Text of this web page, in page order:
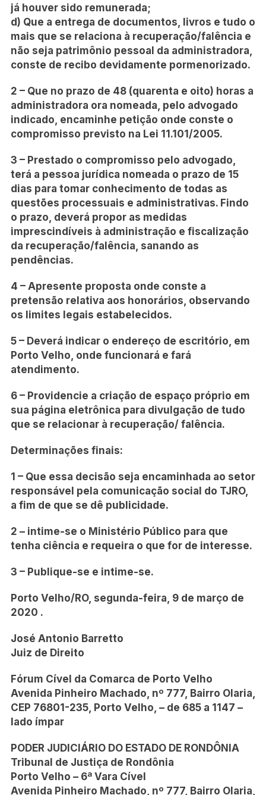
já houver sido remunerada;
d) Que a entrega de documentos, livros e tudo o
mais que se relaciona à recuperação/falência e
não seja patrimônio pessoal da administradora,
conste de recibo devidamente pormenorizado.
2 – Que no prazo de 48 (quarenta e oito) horas a
administradora ora nomeada, pelo advogado
indicado, encaminhe petição onde conste o
compromisso previsto na Lei 11.101/2005.
3 – Prestado o compromisso pelo advogado,
terá a pessoa jurídica nomeada o prazo de 15
dias para tomar conhecimento de todas as
questões processuais e administrativas. Findo
o prazo, deverá propor as medidas
imprescindíveis à administração e fiscalização
da recuperação/falência, sanando as
pendências.
4 – Apresente proposta onde conste a
pretensão relativa aos honorários, observando
os limites legais estabelecidos.
5 – Deverá indicar o endereço de escritório, em
Porto Velho, onde funcionará e fará
atendimento.
6 – Providencie a criação de espaço próprio em
sua página eletrônica para divulgação de tudo
que se relacionar à recuperação/ falência.
Determinações finais:
1 – Que essa decisão seja encaminhada ao setor
responsável pela comunicação social do TJRO,
a fim de que se dê publicidade.
2 – intime-se o Ministério Público para que
tenha ciência e requeira o que for de interesse.
3 – Publique-se e intime-se.
Porto Velho/RO, segunda-feira, 9 de março de
2020 .
José Antonio Barretto
Juiz de Direito
Fórum Cível da Comarca de Porto Velho
Avenida Pinheiro Machado, nº 777, Bairro Olaria,
CEP 76801-235, Porto Velho, – de 685 a 1147 –
lado ímpar
PODER JUDICIÁRIO DO ESTADO DE RONDÔNIA
Tribunal de Justiça de Rondônia
Porto Velho – 6ª Vara Cível
Avenida Pinheiro Machado, nº 777, Bairro Olaria,